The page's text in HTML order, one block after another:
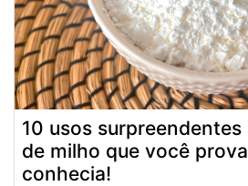
10 usos
de milho que você
conhecia!